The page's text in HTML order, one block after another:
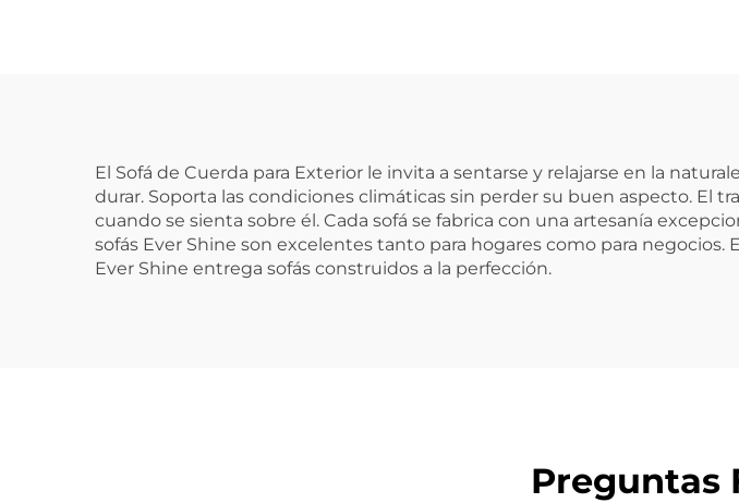
El Sofá de Cuerda para Exterior le invita a sentarse y relajarse en la
durar. Soporta las condiciones climáticas sin perder su buen aspecto. El
cuando se sienta sobre él. Cada sofá se fabrica con una artesanía
sofás Ever Shine son excelentes tanto para hogares como para
Ever Shine entrega sofás construidos a la perfección.
Preguntas